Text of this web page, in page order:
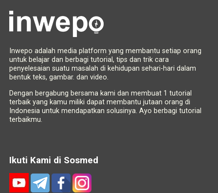
Inwepo adalah media platform yang membantu setiap orang
untuk belajar dan berbagi tutorial, tips dan trik cara
penyelesaian suatu masalah di kehidupan sehari-hari dalam
bentuk teks, gambar. dan video.
Dengan bergabung bersama kami dan membuat 1 tutorial
terbaik yang kamu miliki dapat membantu jutaan orang di
Indonesia untuk mendapatkan solusinya. Ayo berbagi tutorial
terbaikmu.
Ikuti Kami di Sosmed